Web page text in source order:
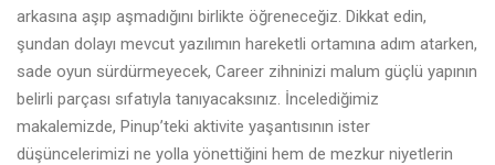
arkasına aşıp aşmadığını birlikte öğreneceğiz. Dikkat edin,
şundan dolayı mevcut yazılımın hareketli ortamına adım atarken,
sade oyun sürdürmeyecek, Career zihninizi malum güçlü yapının
belirli parçası sıfatıyla tanıyacaksınız. İncelediğimiz
makalemizde, Pinup’teki aktivite yaşantısının ister
düşüncelerimizi ne yolla yönettiğini hem de mezkur niyetlerin